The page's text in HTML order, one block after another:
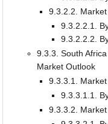
9.3.2.2.
9.3.2.2.1.
9.3.2.2.2.
9.3.3. South
Market Outlook
9.3.3.1.
9.3.3.1.1.
9.3.3.2.